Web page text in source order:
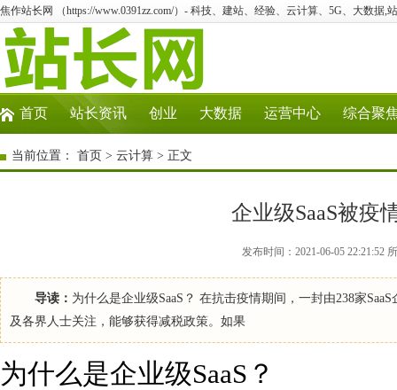
焦作站长网 （https://www.0391zz.com/）- 科技、建站、经验、云计算、5G、大数据,
首页 站长资讯 创业 大数据 运营中心 综合聚
当前位置： 首页 > 云计算 > 正文
企业级SaaS被疫
发布时间：2021-06-05 22:21:52
导读： 为什么是企业级SaaS？ 在抗击疫情期间，一封由238家
及各界人士关注，能够获得减税政策。如果
为什么是企业级SaaS？